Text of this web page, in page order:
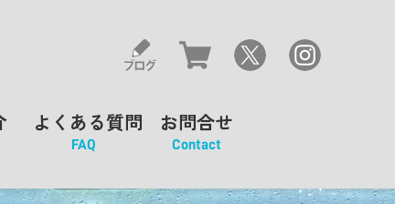
よくある質問
FAQ
お問合せ
Contact